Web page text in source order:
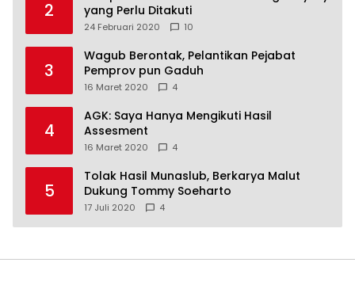
2
yang Perlu Ditakuti
24 Februari 2020 10
3
Wagub Berontak, Pelantikan Pejabat
Pemprov pun Gaduh
16 Maret 2020 4
4
AGK: Saya Hanya Mengikuti Hasil
Assesment
16 Maret 2020 4
5
Tolak Hasil Munaslub, Berkarya Malut
Dukung Tommy Soeharto
17 Juli 2020 4